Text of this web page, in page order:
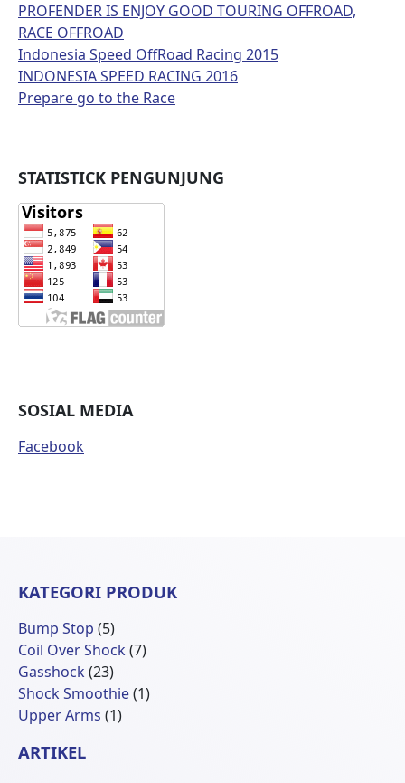
PROFENDER IS ENJOY GOOD TOURING OFFROAD,
RACE OFFROAD
Indonesia Speed OffRoad Racing 2015
INDONESIA SPEED RACING 2016
Prepare go to the Race
STATISTICK PENGUNJUNG
SOSIAL MEDIA
Facebook
KATEGORI PRODUK
Bump Stop 55
Produk
Coil Over Shock 77
Gasshock 2323
Produk
Shock Smoothie 11
Upper Arms 11
ARTIKEL